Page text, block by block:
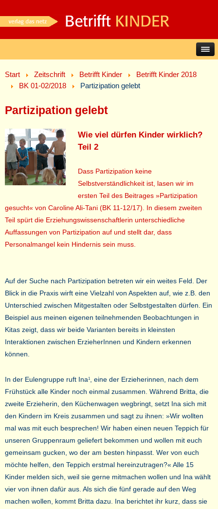
Start Zeitschrift Betrifft Kinder
Betrifft Kinder 2018
BK 01-02/2018
Partizipation gelebt
Partizipation gelebt
Wie viel dürfen Kinder wirklich?
Teil 2
Dass Partizipation keine
Selbstverständlichkeit ist, lasen wir im
ersten Teil des Beitrages »Partizipation
gesucht« von Caroline Ali-Tani (BK 11-12/17). In diesem zweiten
Teil spürt die Erziehungswissenschaftlerin unterschiedliche
Auffassungen von Partizipation auf und stellt dar, dass
Personalmangel kein Hindernis sein muss.
Auf der Suche nach Partizipation betreten wir ein weites Feld. Der
Blick in die Praxis wirft eine Vielzahl von Aspekten auf, wie z.B. den
Unterschied zwischen Mitgestalten oder Selbstgestalten dürfen. Ein
Beispiel aus meinen eigenen teilnehmenden Beobachtungen in
Kitas zeigt, dass wir beide Varianten bereits in kleinsten
Interaktionen zwischen ErzieherInnen und Kindern erkennen
können.
In der Eulengruppe ruft Ina1, eine der Erzieherinnen, nach dem
Frühstück alle Kinder noch einmal zusammen. Während Britta, die
zweite Erzieherin, den Küchenwagen wegbringt, setzt Ina sich mit
den Kindern im Kreis zusammen und sagt zu ihnen: »Wir wollten
mal was mit euch besprechen! Wir haben einen neuen Teppich für
unseren Gruppenraum geliefert bekommen und wollen mit euch
gemeinsam gucken, wo der am besten hinpasst. Wer von euch
möchte helfen, den Teppich erstmal hereinzutragen?« Alle 15
Kinder melden sich, weil sie gerne mitmachen wollen und Ina wählt
vier von ihnen dafür aus. Als sich die fünf gerade auf den Weg
machen wollen, kommt Britta dazu. Ina berichtet ihr kurz, dass sie